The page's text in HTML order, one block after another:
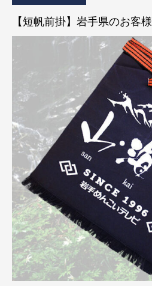
【短帆前掛】岩手県のお客様